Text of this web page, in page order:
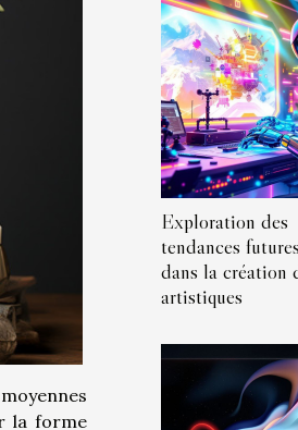
la forme
Exploration des
tendances
dans la création
artistiques